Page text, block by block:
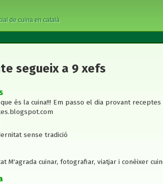
de cuina en català
segueix a 9 xefs
que és la cuina!!! Em passo el dia provant
sense tradició
M'agrada cuinar, fotografiar, viatjar i conèixer